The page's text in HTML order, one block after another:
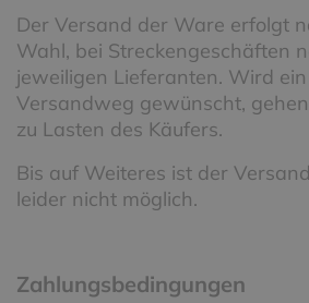
Der Versand der Ware erfolgt
Wahl, bei Streckengeschäften
jeweiligen Lieferanten. Wird
Versandweg gewünscht,
zu Lasten des Käufers.
Bis auf Weiteres ist der
leider nicht möglich.
Zahlungsbedingungen